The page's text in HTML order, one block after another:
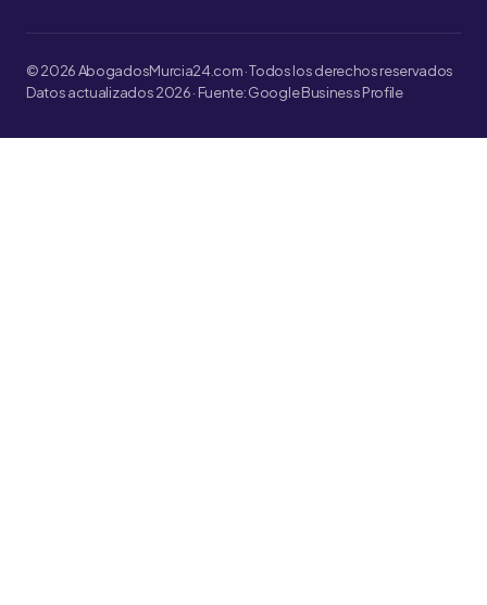
© 2026 AbogadosMurcia24.com · Todos los derechos reservados
Datos actualizados 2026 · Fuente: Google Business Profile